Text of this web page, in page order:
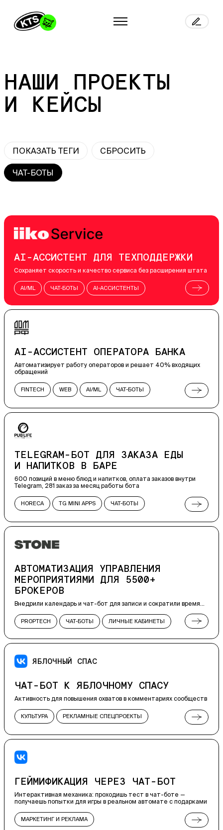
НАШИ ПРОЕКТЫ
И КЕЙСЫ
ПОКАЗАТЬ ТЕГИ СБРОСИТЬ
ЧАТ-БОТЫ
AI-АССИСТЕНТ ДЛЯ ТЕХПОДДЕРЖКИ
Сохраняет скорость и качество сервиса без расширения штата
AI/ML ЧАТ-БОТЫ AI-АССИСТЕНТЫ
AI-АССИСТЕНТ ОПЕРАТОРА БАНКА
Автоматизирует работу операторов и решает 40% входящих
обращений
FINTECH WEB AI/ML ЧАТ-БОТЫ
TELEGRAM-БОТ ДЛЯ ЗАКАЗА ЕДЫ
И НАПИТКОВ В БАРЕ
600 позиций в меню блюд и напитков, оплата заказов внутри
Telegram, 281 заказ за месяц работы бота
HORECA TG MINI APPS ЧАТ-БОТЫ
АВТОМАТИЗАЦИЯ УПРАВЛЕНИЯ
МЕРОПРИЯТИЯМИ ДЛЯ 5500+
БРОКЕРОВ
Внедрили календарь и чат-бот для записи и сократили время
PROPTECH ЧАТ-БОТЫ ЛИЧНЫЕ КАБИНЕТЫ
ЯБЛОЧНЫЙ СПАС
ЧАТ-БОТ К ЯБЛОЧНОМУ СПАСУ
Активность для повышения охватов в комментариях сообществ
КУЛЬТУРА РЕКЛАМНЫЕ СПЕЦПРОЕКТЫ
ГЕЙМИФИКАЦИЯ ЧЕРЕЗ ЧАТ-БОТ
Интерактивная механика: проходишь тест в чат-боте —
получаешь попытки для игры в реальном автомате с подарками
МАРКЕТИНГ И РЕКЛАМА